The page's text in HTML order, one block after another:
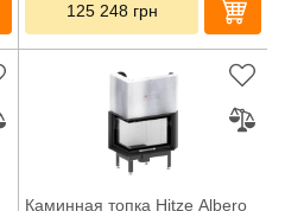
125 248 грн
Каминная топка Hitze Albero